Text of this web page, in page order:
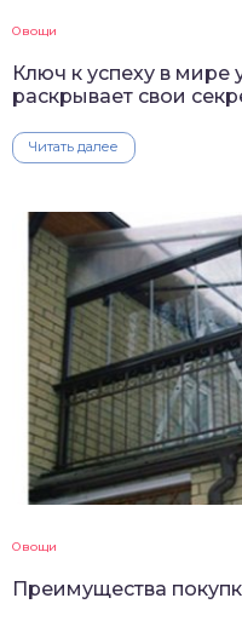
Овощи
Ключ к успеху в мире
раскрывает свои
Читать далее
Овощи
Преимущества